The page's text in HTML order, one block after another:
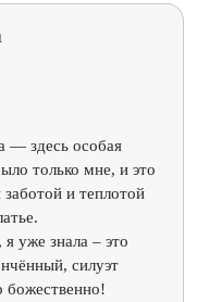
— здесь особая
только мне, и это
и теплотой
, я уже знала – это
силуэт
божественно!